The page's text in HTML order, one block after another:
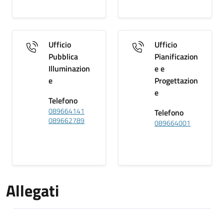
Ufficio
Pubblica
Illuminazion
e
Telefono
089664141
089662789
Ufficio
Pianificazion
e e
Progettazion
e
Telefono
089664001
Allegati